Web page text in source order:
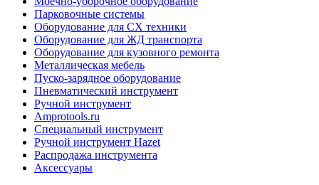
Парковочные системы
Оборудование для СХ техники
Оборудование для ЖД транспорта
Оборудование для кузовного ремонта
Металлическая мебель
Пуско-зарядное оборудование
Пневматический инструмент
Ручной инструмент
Amprotools.ru
Специальный инструмент
Ручной инструмент Hazet
Распродажа инструмента
Аксессуары